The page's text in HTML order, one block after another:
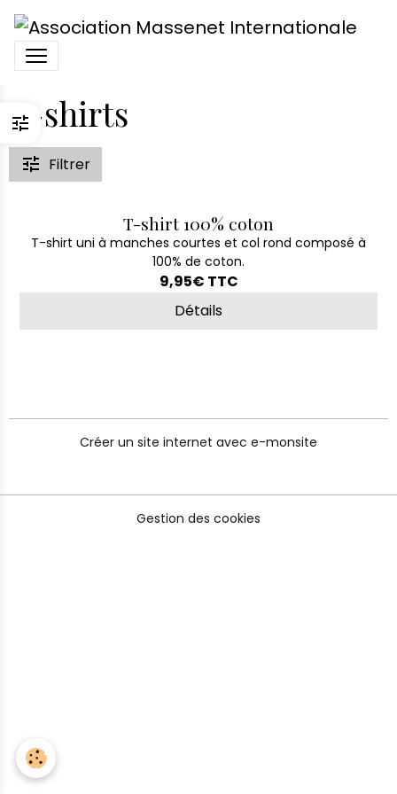
T-shirts
Filtrer
T-shirt 100% coton
T-shirt uni à manches courtes et col rond composé à
100% de coton.
9,95€ TTC
Détails
Créer un site internet avec e-monsite
Gestion des cookies